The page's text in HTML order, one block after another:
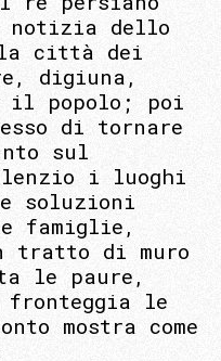
notizia dello
città dei
digiuna,
il popolo; poi
di tornare
sul
i luoghi
soluzioni
famiglie,
tratto di muro
le paure,
le
mostra come